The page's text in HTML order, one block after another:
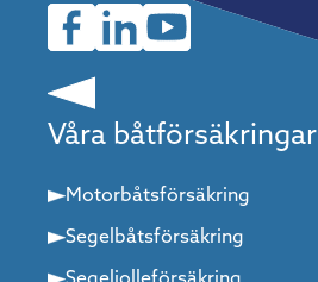
Våra båtförsäkringar
Motorbåtsförsäkring
Segelbåtsförsäkring